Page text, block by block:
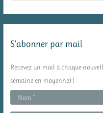
rS’abonner par mail
Recevez un mail à chaque
semaine en moyenne) !